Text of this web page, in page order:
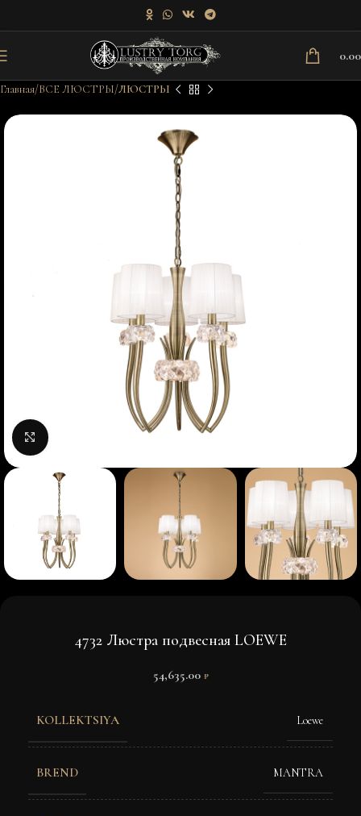
Главная ВСЕ ЛЮСТРЫ ЛЮСТРЫ
Нажмите, чтобы увеличить изображение
4732 Люстра подвесная LOEWE
54,635.00 ₽
KOLLEKTSIYA Loewe
BREND MANTRA